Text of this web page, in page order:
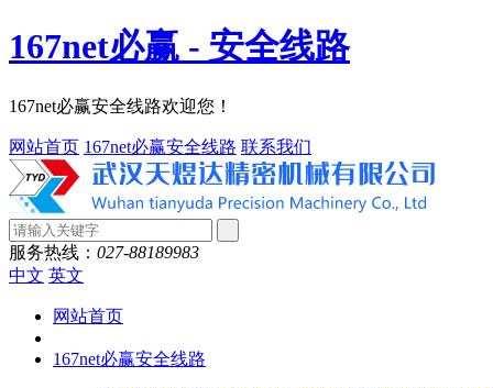
167net必赢 - 安全线路
167net必赢安全线路欢迎您！
网站首页 167net必赢安全线路 联系我们
服务热线： 027-88189983
中文 英文
网站首页
167net必赢安全线路